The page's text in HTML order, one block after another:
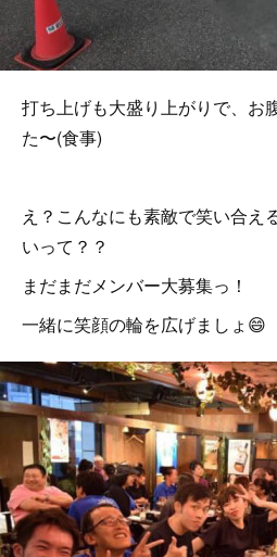
打ち上げも大盛り上がりで、お
た〜(食事)
え？こんなにも素敵で笑い合え
いって？？
まだまだメンバー大募集っ！
一緒に笑顔の輪を広げましょ😄